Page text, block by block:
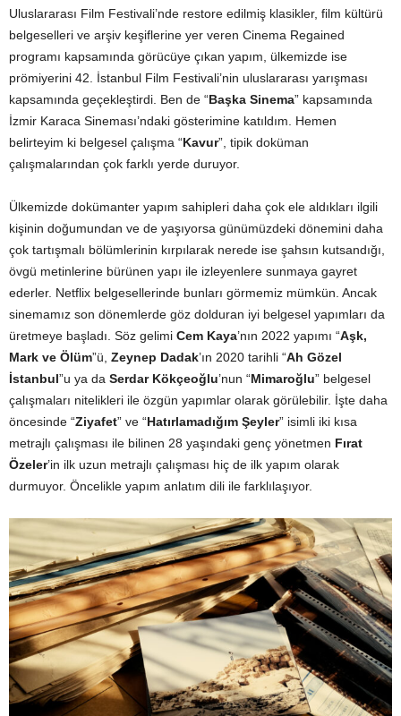
Uluslararası Film Festivali’nde restore edilmiş klasikler, film kültürü
belgeselleri ve arşiv keşiflerine yer veren Cinema Regained
programı kapsamında görücüye çıkan yapım, ülkemizde ise
prömiyerini 42. İstanbul Film Festivali’nin uluslararası yarışması
kapsamında geçekleştirdi. Ben de “Başka Sinema” kapsamında
İzmir Karaca Sineması’ndaki gösterimine katıldım. Hemen
belirteyim ki belgesel çalışma “Kavur”, tipik doküman
çalışmalarından çok farklı yerde duruyor.
Ülkemizde dokümanter yapım sahipleri daha çok ele aldıkları ilgili
kişinin doğumundan ve de yaşıyorsa günümüzdeki dönemini daha
çok tartışmalı bölümlerinin kırpılarak nerede ise şahsın kutsandığı,
övgü metinlerine bürünen yapı ile izleyenlere sunmaya gayret
ederler. Netflix belgesellerinde bunları görmemiz mümkün. Ancak
sinemamız son dönemlerde göz dolduran iyi belgesel yapımları da
üretmeye başladı. Söz gelimi Cem Kaya’nın 2022 yapımı “Aşk,
Mark ve Ölüm”ü, Zeynep Dadak’ın 2020 tarihli “Ah Gözel
İstanbul”u ya da Serdar Kökçeoğlu’nun “Mimaroğlu” belgesel
çalışmaları nitelikleri ile özgün yapımlar olarak görülebilir. İşte daha
öncesinde “Ziyafet” ve “Hatırlamadığım Şeyler” isimli iki kısa
metrajlı çalışması ile bilinen 28 yaşındaki genç yönetmen Fırat
Özeler’in ilk uzun metrajlı çalışması hiç de ilk yapım olarak
durmuyor. Öncelikle yapım anlatım dili ile farklılaşıyor.